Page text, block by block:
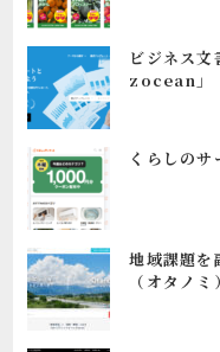
ビジネス
zocean」
くらしの
地域課題
（オタノミ